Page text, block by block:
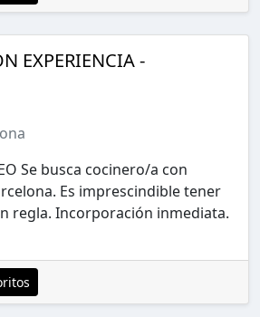
EXPERIENCIA -
Se busca cocinero/a con
Es imprescindible tener
regla. Incorporación inmediata.